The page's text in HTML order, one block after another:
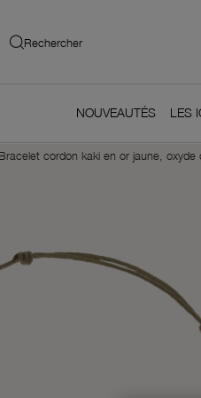
Rechercher
NOUVEAUTÉS LES
Bracelet cordon kaki en or jaune, oxyde